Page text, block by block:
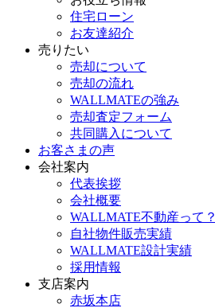
住宅ローン
お友達紹介
売りたい
売却について
売却の流れ
WALLMATEの強み
売却査定フォーム
共同購入について
お客さまの声
会社案内
代表挨拶
会社概要
WALLMATE不動産って？
自社物件販売実績
WALLMATE設計実績
採用情報
支店案内
赤坂本店